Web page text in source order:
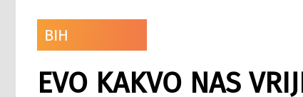
BIH
EVO KAKVO NAS